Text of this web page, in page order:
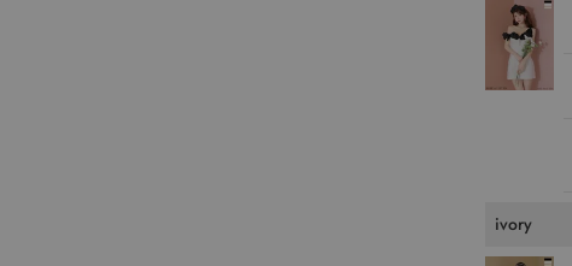
ivory